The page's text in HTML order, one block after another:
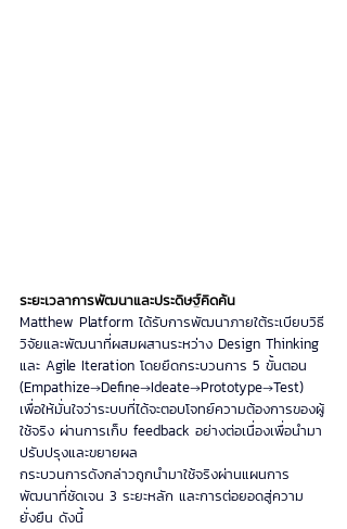
ระยะเวลาการพัฒนาและประดิษฐ์คิดค้น
Matthew Platform ได้รับการพัฒนาภายใต้ระเบียบวิธี
วิจัยและพัฒนาที่ผสมผสานระหว่าง Design Thinking
และ Agile Iteration โดยยึดกระบวนการ 5 ขั้นตอน
(Empathize→Define→Ideate→Prototype→Test)
เพื่อให้มั่นใจว่าระบบที่ได้จะตอบโจทย์ความต้องการของผู้
ใช้จริง ผ่านการเก็บ feedback อย่างต่อเนื่องเพื่อนำมา
ปรับปรุงและขยายผล
กระบวนการดังกล่าวถูกนำมาใช้จริงผ่านแผนการ
พัฒนาที่ชัดเจน 3 ระยะหลัก และการต่อยอดสู่ความ
ยั่งยืน ดังนี้